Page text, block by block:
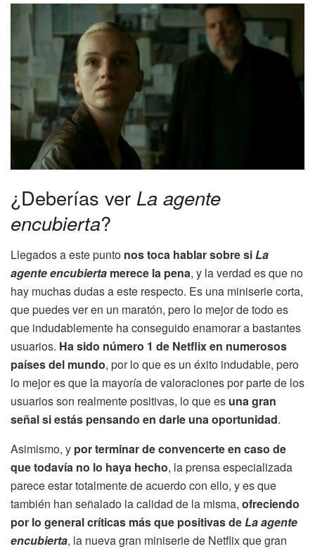
¿Deberías ver La agente
encubierta?
Llegados a este punto nos toca hablar sobre siLa
agente encubierta merece la pena, y la verdad es que no
hay muchas dudas a este respecto. Es una miniserie corta,
que puedes ver en un maratón, pero lo mejor de todo es
que indudablemente ha conseguido enamorar a bastantes
usuarios. Ha sido número 1 de Netflix en numerosos
países del mundo, por lo que es un éxito indudable, pero
lo mejor es que la mayoría de valoraciones por parte de los
usuarios son realmente positivas, lo que es una gran
señal si estás pensando en darle una oportunidad.
Asimismo, y por terminar de convencerte en caso de
que todavía no lo haya hecho, la prensa especializada
parece estar totalmente de acuerdo con ello, y es que
también han señalado la calidad de la misma, ofreciendo
por lo general críticas más que positivas deLa agente
encubierta, la nueva gran miniserie de Netflix que gran